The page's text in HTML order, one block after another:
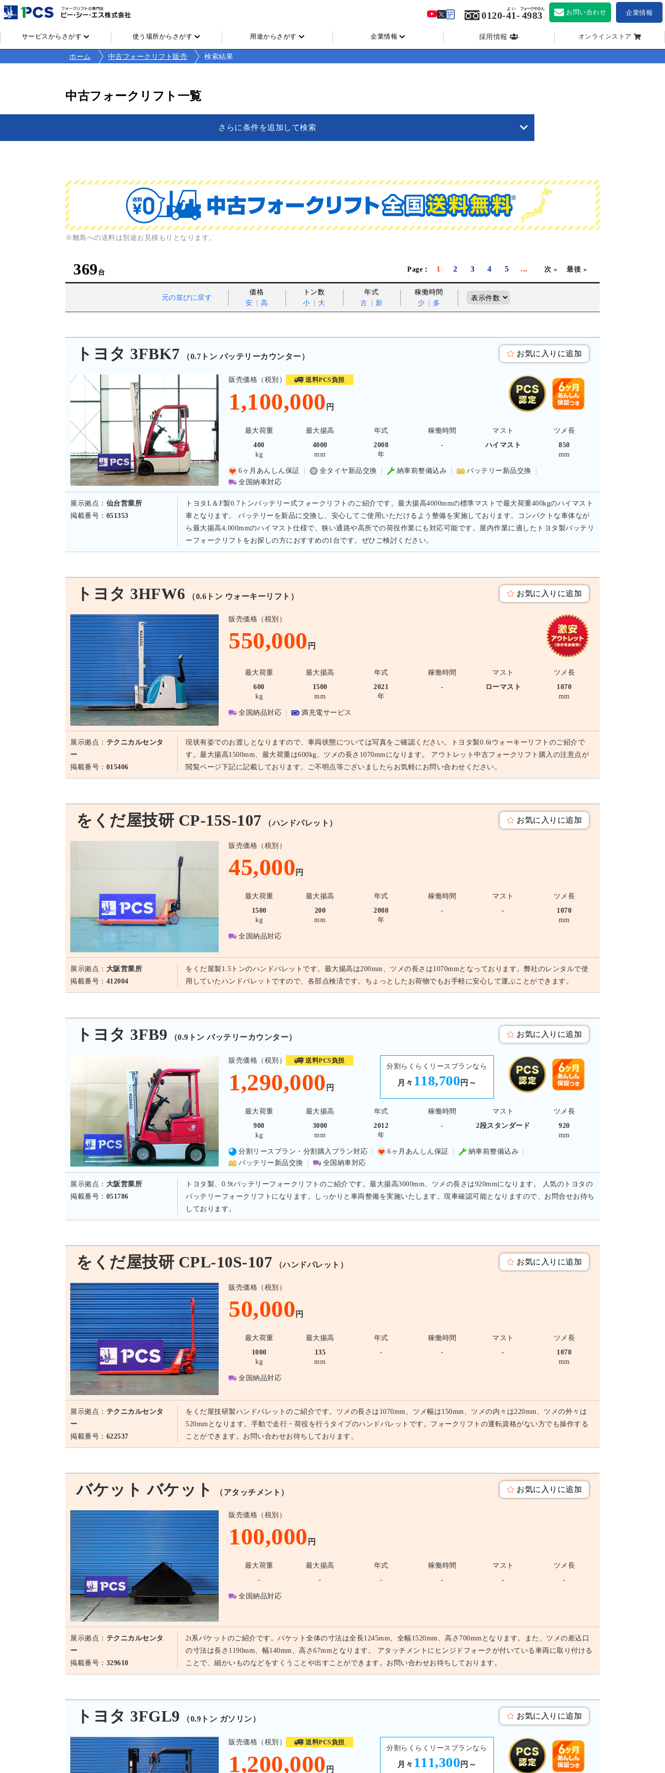
サービスからさがす 使う場所からさがす 用途からさがす 企業情報 採用情報 オンラインストア
0120-41
よい
- 4983
フォークやさん お問い合わせ 企業情報
ホーム 中古フォークリフト販売 検索結果
中古フォークリフト一覧
さらに条件を追加して検索
※離島への送料は別途お見積もりとなります。
369 1 2 3 4 5 ... 次 » 最後 »
元の並びに戻す
価格
安
高
トン数
小
大
年式
古
新
稼働時間
少
多
トヨタ 3FBK7 （0.7トン バッテリーカウンター） お気に入りに追加
販売価格（税別） 送料PCS負担
1,100,000 円
最大荷重 最大揚高 年式 稼働時間 マスト
ツメ長
400
kg
4000
mm
2008
年
- ハイマスト
850
mm
6ヶ月あんしん保証 全タイヤ新品交換 納車前整備込み
バッテリー新品交換
全国納車対応
展示拠点： 仙台営業所
掲載番号： 051353
トヨタL＆F製0.7トンバッテリー式フォークリフトのご紹介です。最大揚高4000mmの標準マストで最大荷重400kgのハイマスト
車となります。 バッテリーを新品に交換し、安心してご使用いただけるよう整備を実施しております。コンパクトな車体なが
ら最大揚高4,000mmのハイマスト仕様で、狭い通路や高所での荷役作業にも対応可能です。屋内作業に適したトヨタ製バッテリ
ーフォークリフトをお探しの方におすすめの1台です。ぜひご検討ください。
トヨタ 3HFW6 （0.6トン ウォーキーリフト） お気に入りに追加
販売価格（税別）
550,000 円
最大荷重 最大揚高 年式 稼働時間 マスト
ツメ長
600
kg
1500
mm
2021
年
- ローマスト
1070
mm
全国納品対応 満充電サービス
展示拠点： テクニカルセンタ
ー
掲載番号： 015406
現状有姿でのお渡しとなりますので、車両状態については写真をご確認ください。トヨタ製0.6tウォーキーリフトのご紹介で
す。最大揚高1500mm、最大荷重は600kg、ツメの長さ1070mmになります。 アウトレット中古フォークリフト購入の注意点が
閲覧ページ下記に記載しております。ご不明点等ございましたらお気軽にお問い合わせください。
をくだ屋技研 CP-15S-107 （ハンドパレット） お気に入りに追加
販売価格（税別）
45,000 円
最大荷重 最大揚高 年式 稼働時間 マスト
ツメ長
1500
kg
200
mm
2008
年
- -
1070
mm
全国納品対応
展示拠点： 大阪営業所
掲載番号： 412004
をくだ屋製1.5トンのハンドパレットです。最大揚高は200mm、ツメの長さは1070mmとなっております。弊社のレンタルで使
用していたハンドパレットですので、各部点検済です。ちょっとしたお荷物でもお手軽に安心して運ぶことができます。
トヨタ 3FB9 （0.9トン バッテリーカウンター） お気に入りに追加
販売価格（税別） 送料PCS負担
1,290,000 円
分割らくらくリースプランなら
月々 118,700 円～
最大荷重 最大揚高 年式 稼働時間 マスト
ツメ長
900
kg
3000
mm
2012
年
- 2段スタンダード
920
mm
分割リースプラン・分割購入プラン対応 6ヶ月あんしん保証
納車前整備込み
バッテリー新品交換
全国納車対応
展示拠点： 大阪営業所
掲載番号： 051786
トヨタ製、0.9tバッテリーフォークリフトのご紹介です。最大揚高3000mm、ツメの長さは920mmになります。 人気のトヨタの
バッテリーフォークリフトになります。しっかりと車両整備を実施いたします。現車確認可能となりますので、お問合せお待ち
しております。
をくだ屋技研 CPL-10S-107 （ハンドパレット） お気に入りに追加
販売価格（税別）
50,000 円
最大荷重 最大揚高 年式 稼働時間 マスト
ツメ長
1000
kg
135
mm
- - -
1070
mm
全国納品対応
展示拠点： テクニカルセンタ
ー
掲載番号： 622537
をくだ屋技研製ハンドパレットのご紹介です。ツメの長さは1070mm、ツメ幅は150mm、ツメの内々は220mm、ツメの外々は
520mmとなります。手動で走行・荷役を行うタイプのハンドパレットです。フォークリフトの運転資格がない方でも操作する
ことができます。お問い合わせお待ちしております。
バケット バケット （アタッチメント） お気に入りに追加
販売価格（税別）
100,000 円
最大荷重 最大揚高 年式 稼働時間 マスト
ツメ長
-
- - - - -
全国納品対応
展示拠点： テクニカルセンタ
ー
掲載番号： 329610
2t系バケットのご紹介です。バケット全体の寸法は全長1245mm、全幅1520mm、高さ700mmとなります。また、ツメの差込口
の寸法は長さ1190mm、幅140mm、高さ67mmとなります。 アタッチメントにヒンジドフォークが付いている車両に取り付ける
ことで、細かいものなどをすくうことや出すことができます。お問い合わせお待ちしております。
トヨタ 3FGL9 （0.9トン ガソリン） お気に入りに追加
販売価格（税別） 送料PCS負担
1,200,000 円
分割らくらくリースプランなら
月々 111,300 円～